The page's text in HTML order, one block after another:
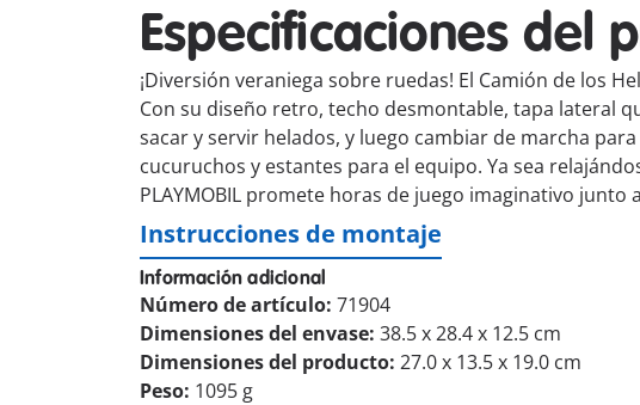
Especificaciones del
¡Diversión veraniega sobre ruedas! El Camión de los
Con su diseño retro, techo desmontable, tapa lateral
sacar y servir helados, y luego cambiar de marcha
cucuruchos y estantes para el equipo. Ya sea
PLAYMOBIL promete horas de juego imaginativo junto
Instrucciones de montaje
Información adicional
Número de artículo: 71904
Dimensiones del envase: 38.5 x 28.4 x 12.5 cm
Dimensiones del producto: 27.0 x 13.5 x 19.0 cm
Peso: 1095 g